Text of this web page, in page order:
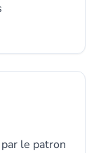
le patron